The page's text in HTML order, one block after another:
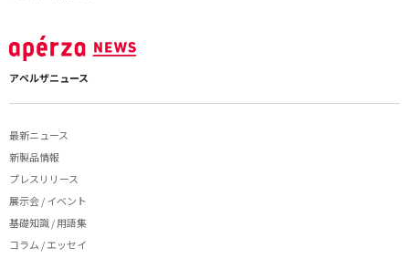
アペルザニュース
最新ニュース
新製品情報
プレスリリース
展示会 / イベント
基礎知識 / 用語集
コラム / エッセイ